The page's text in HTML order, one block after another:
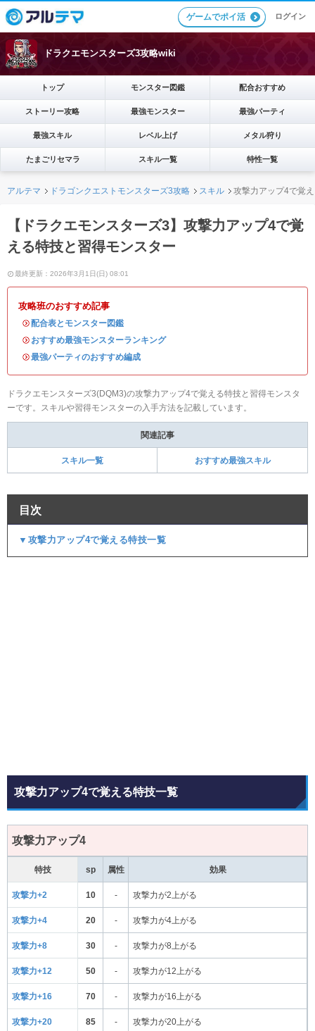
ゲームでポイ活 ログイン
ドラクエモンスターズ3攻略wiki
トップ モンスター図鑑 配合おすすめ
ストーリー攻略 最強モンスター 最強パーティ
最強スキル レベル上げ メタル狩り
たまごリセマラ スキル一覧 特性一覧
アルテマ ドラゴンクエストモンスターズ3攻略 スキル 攻撃力アップ4で覚
【ドラクエモンスターズ3】攻撃力アップ4で覚
える特技と習得モンスター
最終更新：2026年3月1日(日) 08:01
攻略班のおすすめ記事
・配合表とモンスター図鑑
・ おすすめ最強モンスターランキング
・最強パーティのおすすめ編成
ドラクエモンスターズ3(DQM3)の攻撃力アップ4で覚える特技と習得モンスタ
ーです。スキルや習得モンスターの入手方法を記載しています。
関連記事
スキル一覧 おすすめ最強スキル
目次
▼攻撃力アップ4で覚える特技一覧
攻撃力アップ4で覚える特技一覧
攻撃力アップ4
特技 sp 属性 効果
攻撃力+2 10 - 攻撃力が2上がる
攻撃力+4 20 - 攻撃力が4上がる
攻撃力+8 30 - 攻撃力が8上がる
攻撃力+12 50 - 攻撃力が12上がる
攻撃力+16 70 - 攻撃力が16上がる
攻撃力+20 85 - 攻撃力が20上がる